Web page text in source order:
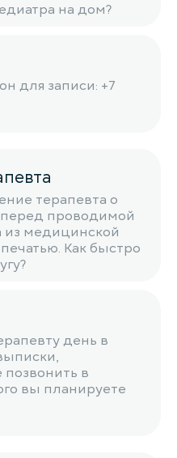
на дом?
для записи: +7
терапевта о
перед проводимой
из медицинской
Как быстро
день в
в
вы планируете